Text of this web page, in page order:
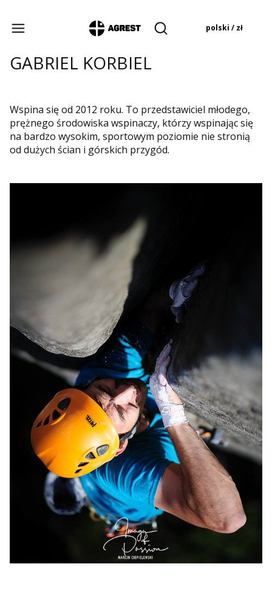
Otwórz wyszukiwarkę
Produkty w
polski / zł
GABRIEL KORBIEL
Wspina się od 2012 roku. To przedstawiciel młodego,
prężnego środowiska wspinaczy, którzy wspinając się
na bardzo wysokim, sportowym poziomie nie stronią
od dużych ścian i górskich przygód.